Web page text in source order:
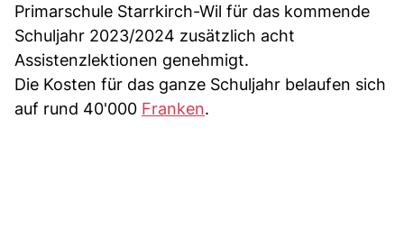
Primarschule Starrkirch-Wil für das kommende
Schuljahr 2023/2024 zusätzlich acht
Assistenzlektionen genehmigt.
Die Kosten für das ganze Schuljahr belaufen sich
auf rund 40'000 Franken.